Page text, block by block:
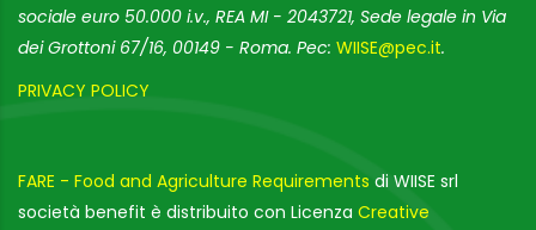
sociale euro 50.000 i.v., REA MI - 2043721, Sede legale in Via
dei Grottoni 67/16, 00149 - Roma. Pec: WIISE@pec.it.
PRIVACY POLICY
FARE - Food and Agriculture Requirements di WIISE srl
società benefit è distribuito con Licenza Creative